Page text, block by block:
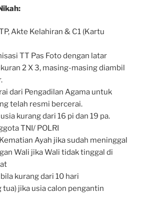
Akte Kelahiran & C1 (Kartu
TT Pas Foto dengan latar
2 X 3, masing-masing diambil
dari Pengadilan Agama untuk
telah resmi bercerai.
kurang dari 16 pi dan 19 pa.
TNI/ POLRI
Ayah jika sudah meninggal
Wali jika Wali tidak tinggal di
kurang dari 10 hari
tua) jika usia calon pengantin